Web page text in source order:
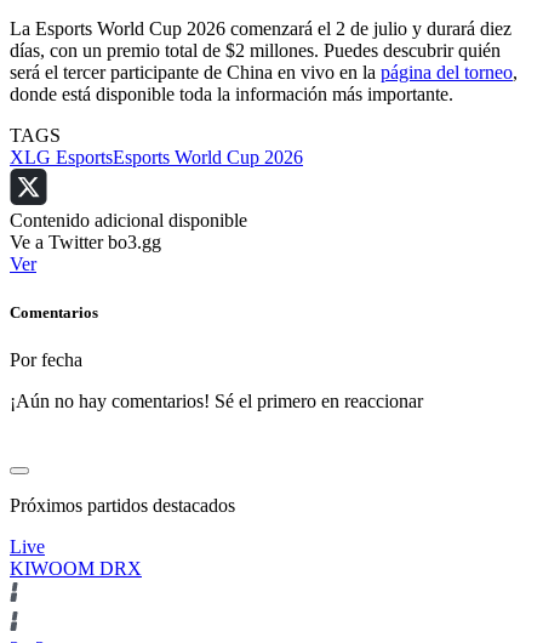
La Esports World Cup 2026 comenzará el 2 de julio y durará diez
días, con un premio total de $2 millones. Puedes descubrir quién
será el tercer participante de China en vivo en la página del torneo,
donde está disponible toda la información más importante.
TAGS
XLG EsportsEsports World Cup 2026
Contenido adicional disponible
Ve a Twitter bo3.gg
Ver
Comentarios
Por fecha
¡Aún no hay comentarios! Sé el primero en reaccionar
Próximos partidos destacados
Live
KIWOOM DRX